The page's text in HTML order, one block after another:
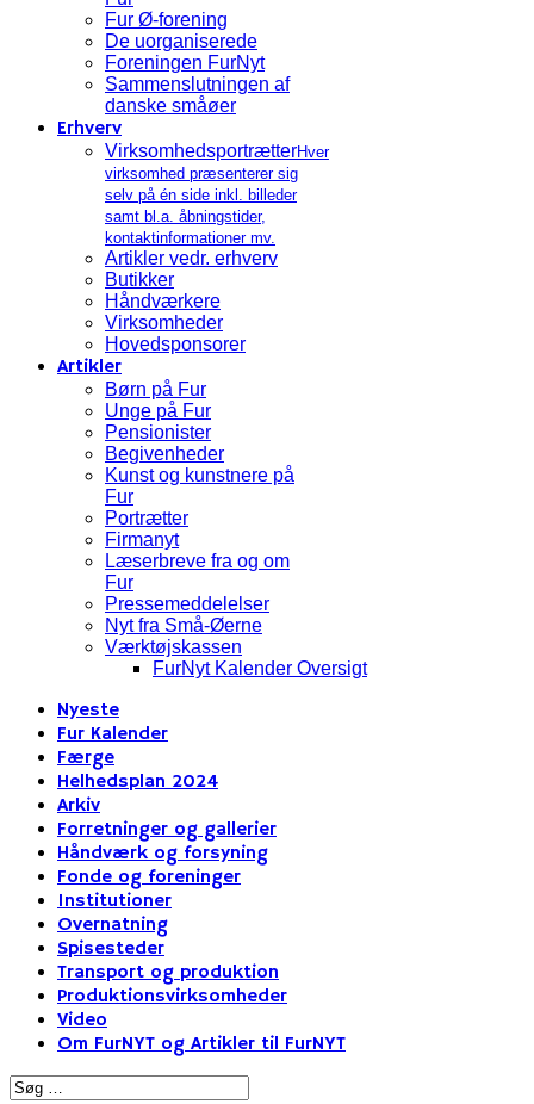
Fur Ø-forening
De uorganiserede
Foreningen FurNyt
Sammenslutningen af
danske småøer
Erhverv
VirksomhedsportrætterHver
virksomhed præsenterer sig
selv på én side inkl. billeder
samt bl.a. åbningstider,
kontaktinformationer mv.
Artikler vedr. erhverv
Butikker
Håndværkere
Virksomheder
Hovedsponsorer
Artikler
Børn på Fur
Unge på Fur
Pensionister
Begivenheder
Kunst og kunstnere på
Fur
Portrætter
Firmanyt
Læserbreve fra og om
Fur
Pressemeddelelser
Nyt fra Små-Øerne
Værktøjskassen
FurNyt Kalender Oversigt
Nyeste
Fur Kalender
Færge
Helhedsplan 2024
Arkiv
Forretninger og gallerier
Håndværk og forsyning
Fonde og foreninger
Institutioner
Overnatning
Spisesteder
Transport og produktion
Produktionsvirksomheder
Video
Om FurNYT og Artikler til FurNYT